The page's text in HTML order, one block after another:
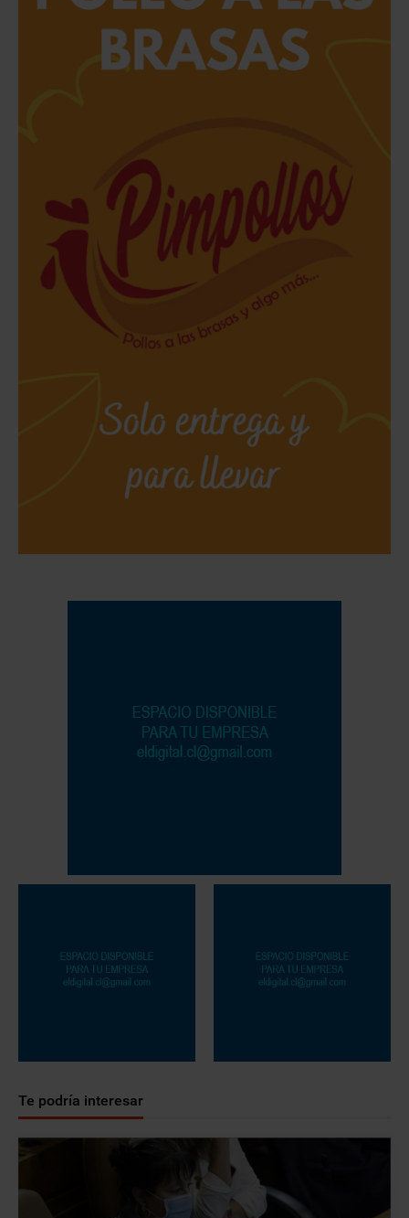
Te podría interesar